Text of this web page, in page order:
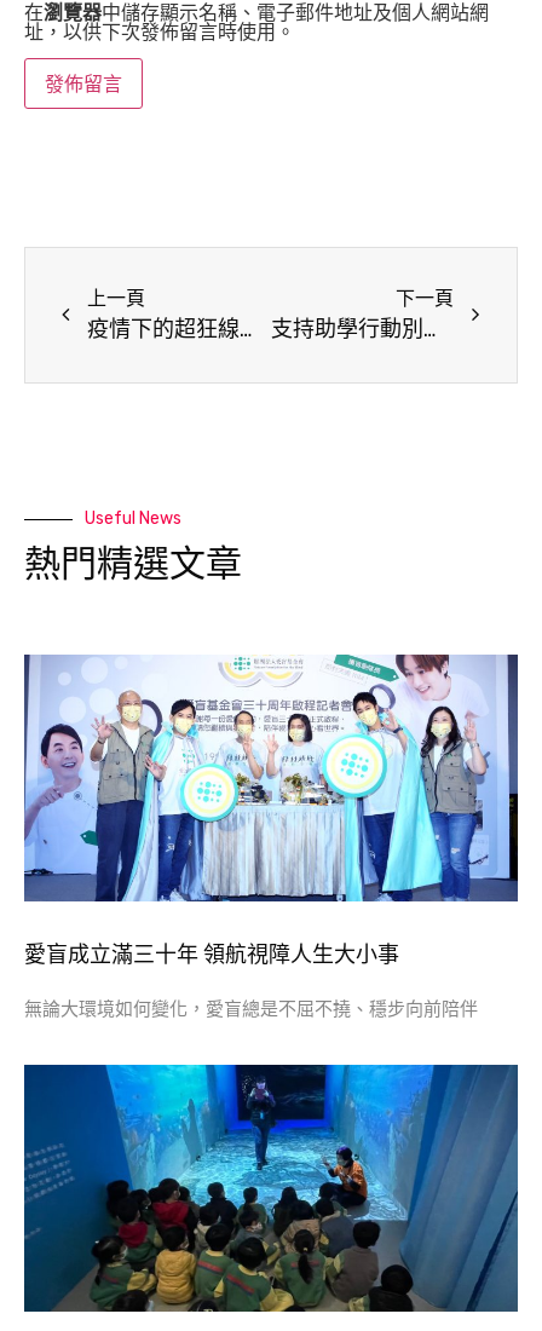
在瀏覽器中儲存顯示名稱、電子郵件地址及個人網站網
址，以供下次發佈留言時使用。
上一頁
疫情下的超狂線上音樂營，撫慰同學們的心靈！用愛在心中交響！
下一頁
支持助學行動別讓疫情阻礙弱勢孩童的上學路
Useful News
熱門精選文章
愛盲成立滿三十年 領航視障人生大小事
無論大環境如何變化，愛盲總是不屈不撓、穩步向前陪伴